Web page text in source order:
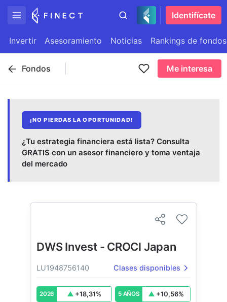
Identifícate
Invertir Asesoramiento Noticias Rankings de fondos
Fondos Me interesa
¡NO PIERDAS LA OPORTUNIDAD!
¿Tu estrategia financiera está lista? Consulta
GRATIS con un asesor financiero y toma ventaja
del mercado
DWS Invest - CROCI Japan
LU1948756140 Clases disponibles
2026 +18,31% 5 AÑOS +10,56%